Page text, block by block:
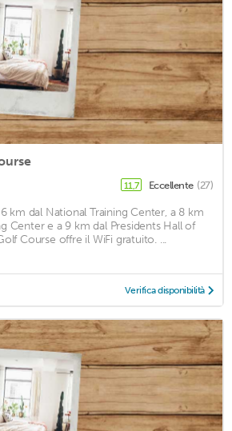
11,7 Eccellente (27)
km dal National Training Center, a 8 km
Center e a 9 km dal Presidents Hall of
Course offre il WiFi gratuito. ...
Verifica disponibilità